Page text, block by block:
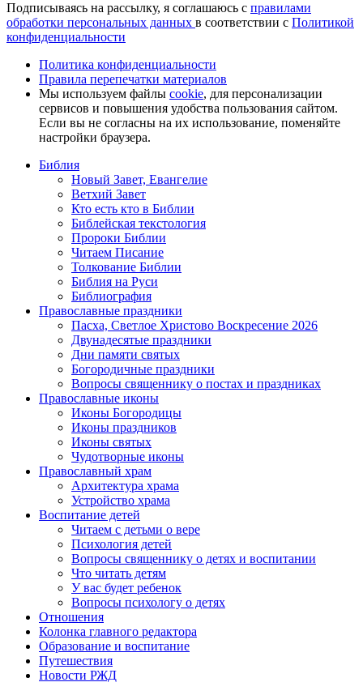
Подписываясь на рассылку, я соглашаюсь с правилами
обработки персональных данных в соответствии с Политикой
конфиденциальности
Политика конфиденциальности
Правила перепечатки материалов
Мы используем файлы cookie, для персонализации
сервисов и повышения удобства пользования сайтом.
Если вы не согласны на их использование, поменяйте
настройки браузера.
Библия
Новый Завет, Евангелие
Ветхий Завет
Кто есть кто в Библии
Библейская текстология
Пророки Библии
Читаем Писание
Толкование Библии
Библия на Руси
Библиография
Православные праздники
Пасха, Светлое Христово Воскресение 2026
Двунадесятые праздники
Дни памяти святых
Богородичные праздники
Вопросы священнику о постах и праздниках
Православные иконы
Иконы Богородицы
Иконы праздников
Иконы святых
Чудотворные иконы
Православный храм
Архитектура храма
Устройство храма
Воспитание детей
Читаем с детьми о вере
Психология детей
Вопросы священнику о детях и воспитании
Что читать детям
У вас будет ребенок
Вопросы психологу о детях
Отношения
Колонка главного редактора
Образование и воспитание
Путешествия
Новости РЖД